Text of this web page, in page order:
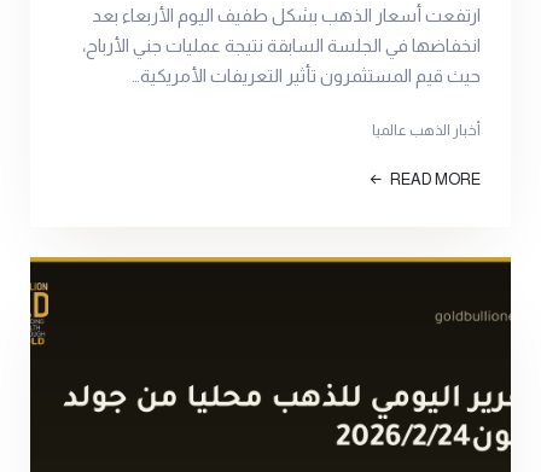
ارتفعت أسعار الذهب بشكل طفيف اليوم الأربعاء بعد
انخفاضها في الجلسة السابقة نتيجة عمليات جني الأرباح،
حيث قيم المستثمرون تأثير التعريفات الأمريكية…
أخبار الذهب عالميا
READ MORE